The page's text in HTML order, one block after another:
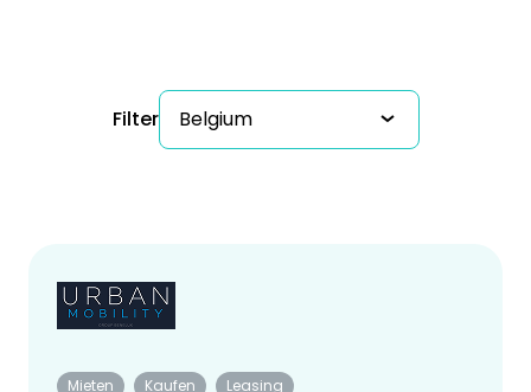
Filter Belgium
Mieten Kaufen Leasing